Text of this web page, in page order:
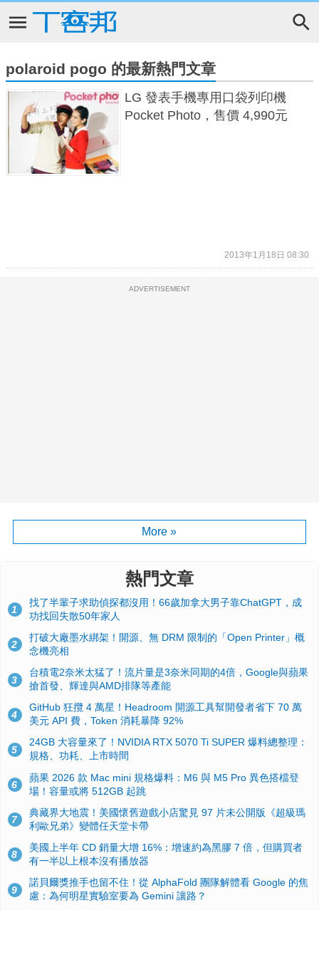
polaroid pogo 的最新熱門文章
LG 發表手機專用口袋列印機
Pocket Photo，售價 4,990元
2013年1月18日 08:30
ADVERTISEMENT
More »
熱門文章
1
找了半輩子求助偵探都沒用！66歲加拿大男子靠ChatGPT，成
功找回失散50年家人
2
打破大廠墨水綁架！開源、無 DRM 限制的「Open Printer」概
念機亮相
3
台積電2奈米太猛了！流片量是3奈米同期的4倍，Google與蘋果
搶首發、輝達與AMD排隊等產能
4
GitHub 狂攬 4 萬星！Headroom 開源工具幫開發者省下 70 萬
美元 API 費，Token 消耗暴降 92%
5
24GB 大容量來了！NVIDIA RTX 5070 Ti SUPER 爆料總整理：
規格、功耗、上市時間
6
蘋果 2026 款 Mac mini 規格爆料：M6 與 M5 Pro 異色搭檔登
場！容量或將 512GB 起跳
7
典藏界大地震！美國懷舊遊戲小店驚見 97 片未公開版《超級瑪
利歐兄弟》變體任天堂卡帶
8
美國上半年 CD 銷量大增 16%：增速約為黑膠 7 倍，但購買者
有一半以上根本沒有播放器
9
諾貝爾獎推手也留不住！從 AlphaFold 團隊解體看 Google 的焦
慮：為何明星實驗室要為 Gemini 讓路？